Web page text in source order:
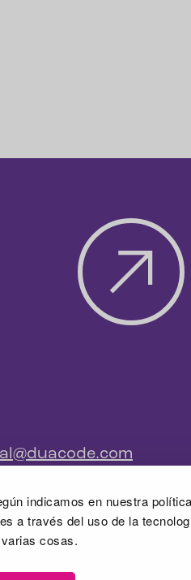
indicamos en nuestra
a través del uso de la
cosas.